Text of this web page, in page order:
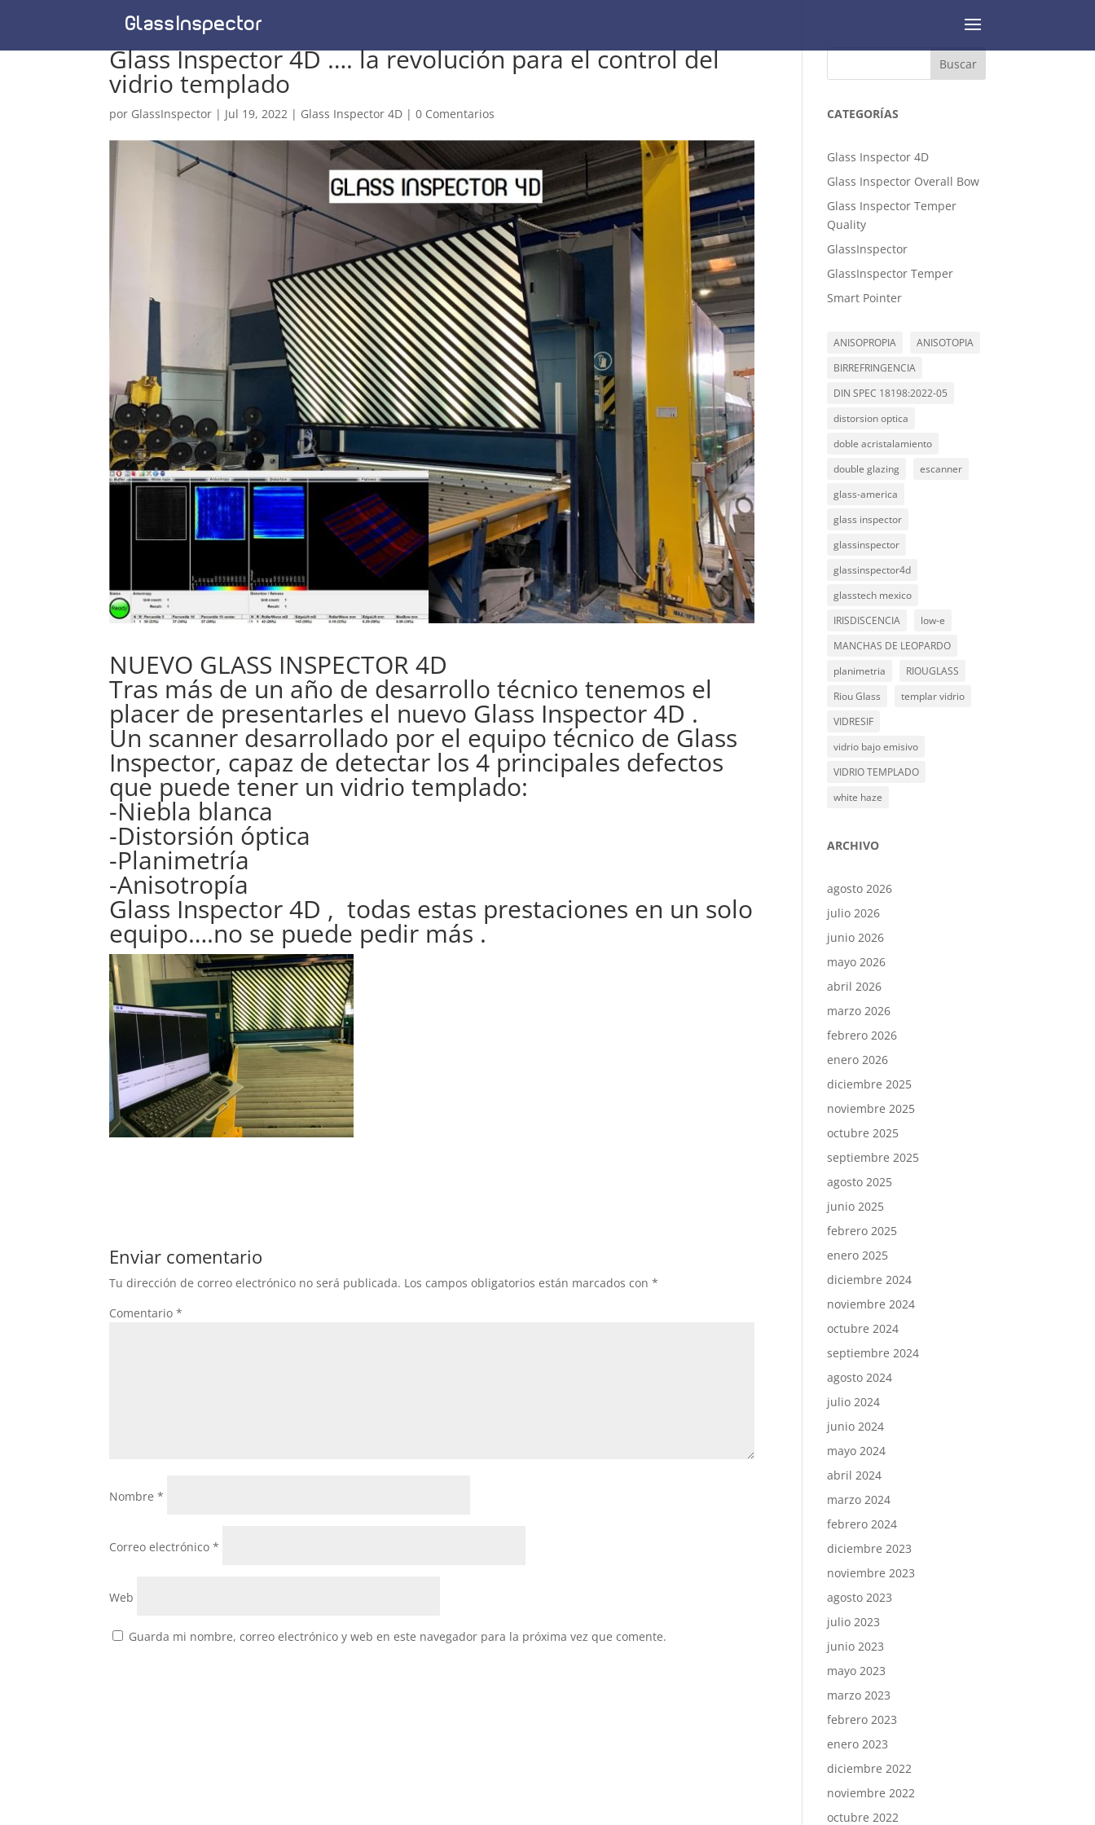
Glass Inspector 4D …. la revolución para el control del
vidrio templado
por GlassInspector | Jul 19, 2022 | Glass Inspector 4D |0 Comentarios
NUEVO GLASS INSPECTOR 4D
Tras más de un año de desarrollo técnico tenemos el
placer de presentarles el nuevo Glass Inspector 4D .
Un scanner desarrollado por el equipo técnico de Glass
Inspector, capaz de detectar los 4 principales defectos
que puede tener un vidrio templado:
-Niebla blanca
-Distorsión óptica
-Planimetría
-Anisotropía
Glass Inspector 4D , todas estas prestaciones en un solo
equipo….no se puede pedir más .
Enviar comentario
Tu dirección de correo electrónico no será publicada. Los campos obligatorios están marcados con*
Comentario*
Nombre*
Correo electrónico*
Web
Guarda mi nombre, correo electrónico y web en este navegador para la próxima vez que comente.
Buscar
CATEGORÍAS
Glass Inspector 4D
Glass Inspector Overall Bow
Glass Inspector Temper
Quality
GlassInspector
GlassInspector Temper
Smart Pointer
ANISOPROPIA
ANISOTOPIA
BIRREFRINGENCIA
DIN SPEC 18198:2022-05
distorsion optica
doble acristalamiento
double glazing
escanner
glass-america
glass inspector
glassinspector
glassinspector4d
glasstech mexico
IRISDISCENCIA
low-e
MANCHAS DE LEOPARDO
planimetria
RIOUGLASS
Riou Glass
templar vidrio
VIDRESIF
vidrio bajo emisivo
VIDRIO TEMPLADO
white haze
ARCHIVO
agosto 2026
julio 2026
junio 2026
mayo 2026
abril 2026
marzo 2026
febrero 2026
enero 2026
diciembre 2025
noviembre 2025
octubre 2025
septiembre 2025
agosto 2025
junio 2025
febrero 2025
enero 2025
diciembre 2024
noviembre 2024
octubre 2024
septiembre 2024
agosto 2024
julio 2024
junio 2024
mayo 2024
abril 2024
marzo 2024
febrero 2024
diciembre 2023
noviembre 2023
agosto 2023
julio 2023
junio 2023
mayo 2023
marzo 2023
febrero 2023
enero 2023
diciembre 2022
noviembre 2022
octubre 2022